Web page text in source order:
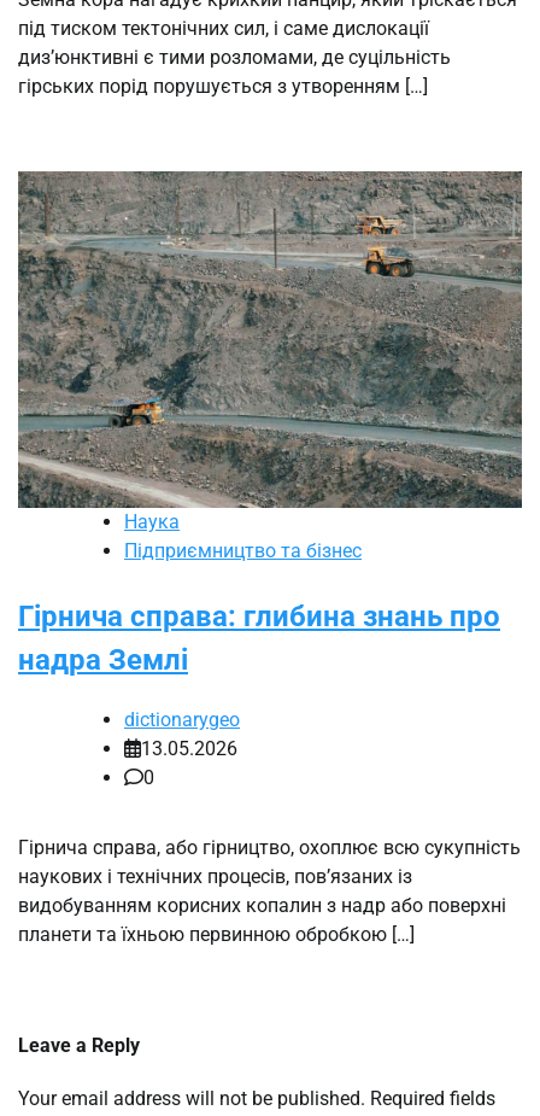
під тиском тектонічних сил, і саме дислокації
диз’юнктивні є тими розломами, де суцільність
гірських порід порушується з утворенням […]
Наука
Підприємництво та бізнес
Гірнича справа: глибина знань про
надра Землі
dictionarygeo
13.05.2026
0
Гірнича справа, або гірництво, охоплює всю сукупність
наукових і технічних процесів, пов’язаних із
видобуванням корисних копалин з надр або поверхні
планети та їхньою первинною обробкою […]
Leave a Reply
Your email address will not be published. Required fields